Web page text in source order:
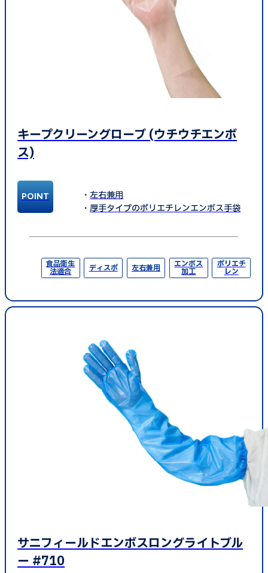
キープクリーングローブ (ウチウチエンボ
ス)
左右兼用
厚手タイプのポリエチレンエンボス手袋
食品衛生
法適合 ディスポ 左右兼用 エンボス
加工
ポリエチ
レン
サニフィールドエンボスロングライトブル
ー #710